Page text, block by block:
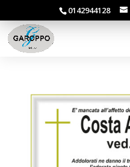
0142944128